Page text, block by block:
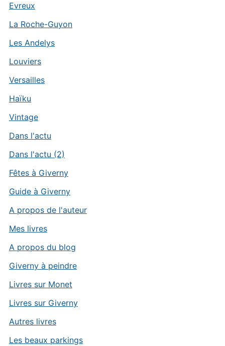
Evreux
La Roche-Guyon
Les Andelys
Louviers
Versailles
Haïku
Vintage
Dans l'actu
Dans l'actu (2)
Fêtes à Giverny
Guide à Giverny
A propos de l'auteur
Mes livres
A propos du blog
Giverny à peindre
Livres sur Monet
Livres sur Giverny
Autres livres
Les beaux parkings